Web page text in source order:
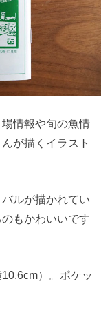
情報や旬の魚情
が描くイラスト
ルが描かれてい
もかわいいです
）。ポケッ